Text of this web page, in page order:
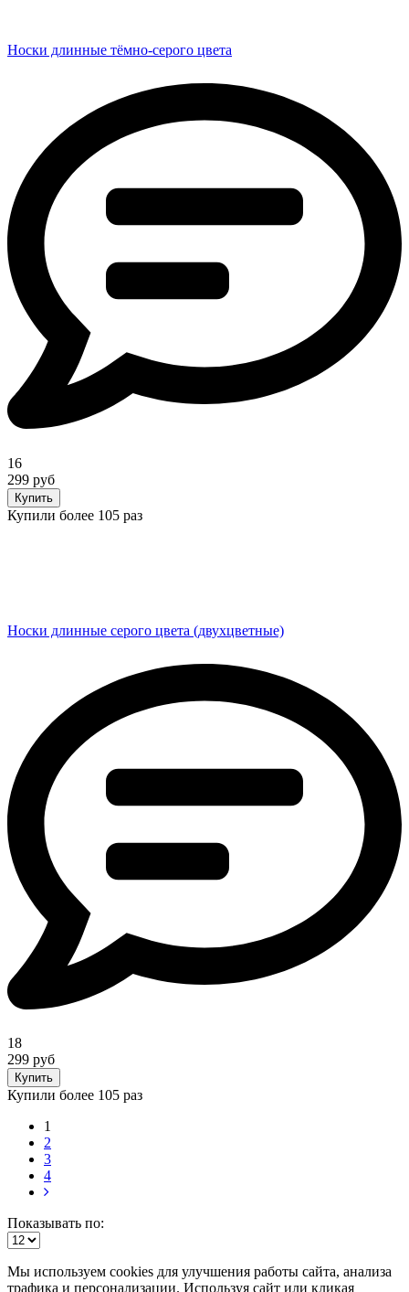
Носки длинные тёмно-серого цвета
16
299 руб
Купить
Купили более 105 раз
Носки длинные серого цвета (двухцветные)
18
299 руб
Купить
Купили более 105 раз
1
2
3
4
Показывать по:
Мы используем cookies для улучшения работы сайта, анализа
трафика и персонализации. Используя сайт или кликая